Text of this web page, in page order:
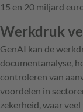
15 en 20 miljard
Werkdruk
GenAI kan de
documentanalyse,
controleren van
voordelen in
zekerheid, waar